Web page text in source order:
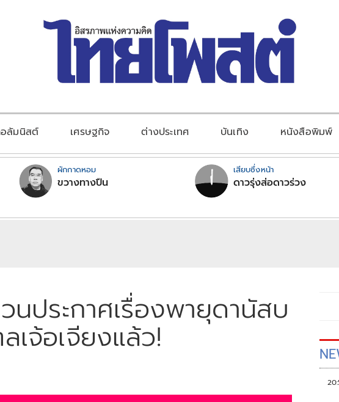
ลัมนิสต์ เศรษฐกิจ ต่างประเทศ บันเทิง หนังสือพิมพ์
ผักกาดหอม
ขวางทางปืน
เสียบซึ่งหน้า
ดาวรุ่งส่อดาวร่วง
ประกาศเรื่องพายุดานัสบ
จ้อเจียงแล้ว!